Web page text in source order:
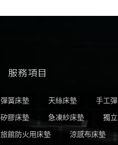
服務項目
彈簧床墊 天絲床墊 手工
矽膠床墊 急凍紗床墊 獨
旅館防火用床墊 涼感布床墊